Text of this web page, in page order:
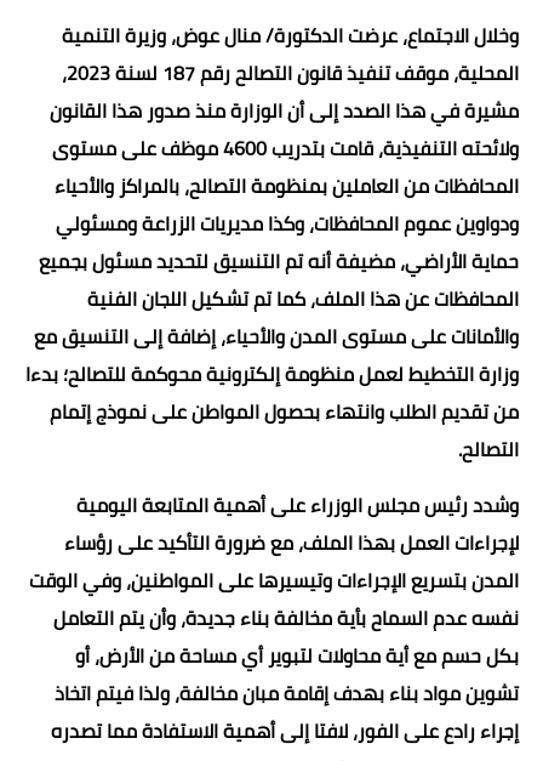
وخلال الاجتماع، عرضت الدكتورة/ منال عوض، وزيرة التنمية
المحلية، موقف تنفيذ قانون التصالح رقم 187 لسنة 2023،
مشيرة في هذا الصدد إلى أن الوزارة منذ صدور هذا القانون
ولائحته التنفيذية، قامت بتدريب 4600 موظف على مستوى
المحافظات من العاملين بمنظومة التصالح، بالمراكز والأحياء
ودواوين عموم المحافظات، وكذا مديريات الزراعة ومسئولي
حماية الأراضي، مضيفة أنه تم التنسيق لتحديد مسئول بجميع
المحافظات عن هذا الملف، كما تم تشكيل اللجان الفنية
والأمانات على مستوى المدن والأحياء، إضافة إلى التنسيق مع
وزارة التخطيط لعمل منظومة إلكترونية محوكمة للتصالح؛ بدءا
من تقديم الطلب وانتهاء بحصول المواطن على نموذج إتمام
التصالح.
وشدد رئيس مجلس الوزراء على أهمية المتابعة اليومية
لإجراءات العمل بهذا الملف، مع ضرورة التأكيد على رؤساء
المدن بتسريع الإجراءات وتيسيرها على المواطنين، وفي الوقت
نفسه عدم السماح بأية مخالفة بناء جديدة، وأن يتم التعامل
بكل حسم مع أية محاولات لتبوير أي مساحة من الأرض، أو
تشوين مواد بناء بهدف إقامة مبان مخالفة، ولذا فيتم اتخاذ
إجراء رادع على الفور، لافتا إلى أهمية الاستفادة مما تصدره